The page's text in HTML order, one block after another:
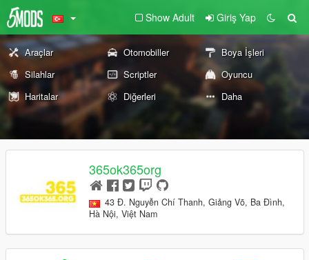
Show Adult Giriş Yap
Araçlar Otomobiller
Boya İşleri
Silahlar
Scriptler
Oyuncu
Haritalar
Diğerleri Daha
365ok365org
43 Đ. Nguyễn Chí Thanh, Giảng Võ, Ba Đình,
Hà Nội, Việt Nam